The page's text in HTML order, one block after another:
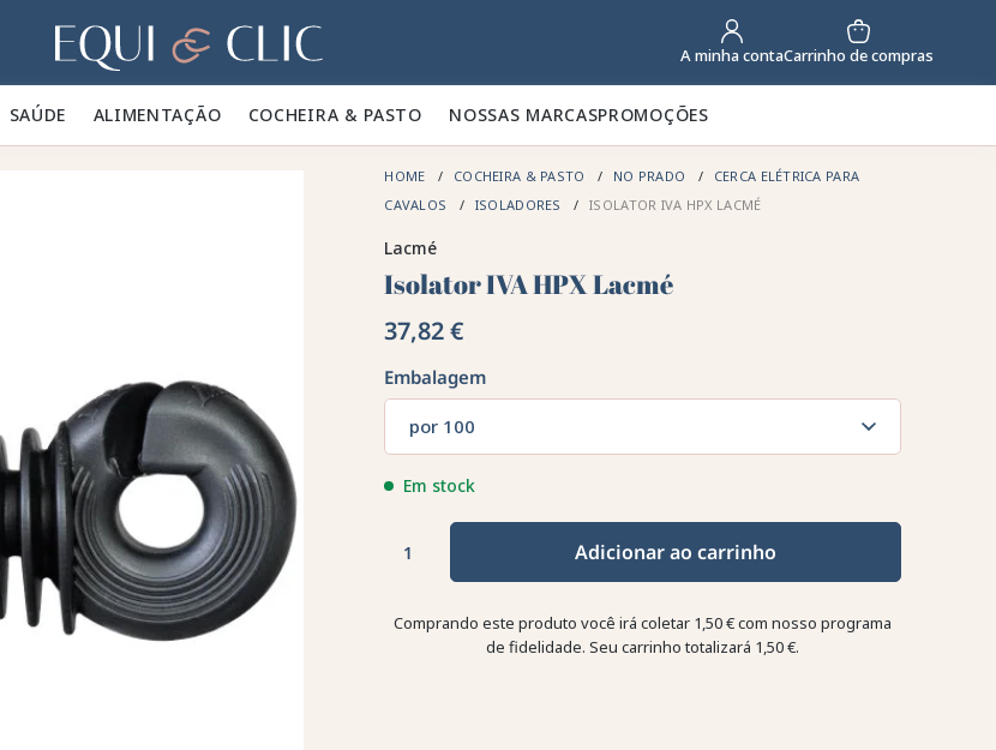
Lar A minha contaCarrinho de compras
SAÚDE ✨ ALIMENTAÇÃO 🥕 COCHEIRA & PASTO 🍃 NOSSAS MARCASPROMOÇÕES
HOME COCHEIRA & PASTO NO PRADO
CERCA ELÉTRICA PARA
CAVALOS
ISOLADORES ISOLATOR IVA HPX LACMÉ
Lacmé
Isolator IVA HPX Lacmé
37,82 €
Embalagem
por 100
Em stock
Adicionar ao carrinho
Comprando este produto você irá coletar 1,50 €com nosso programa
de fidelidade. Seu carrinho totalizará 1,50 €.